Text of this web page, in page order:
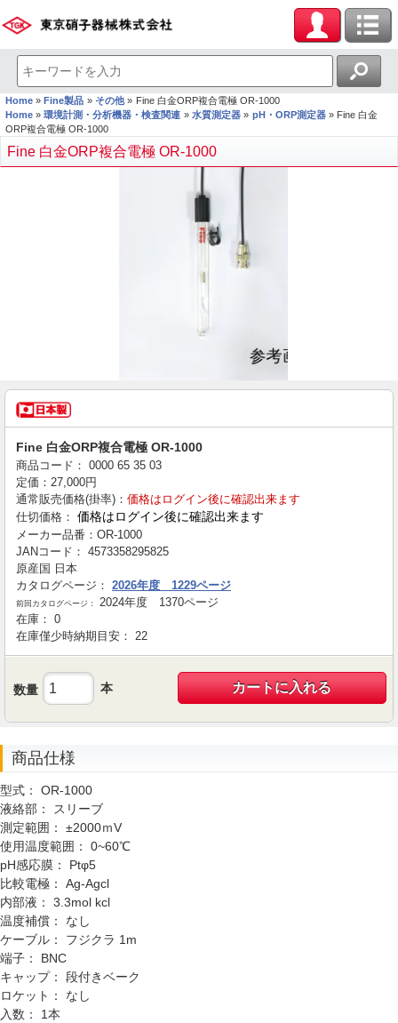
Home Fine製品 その他
Fine 白金ORP複合電極 OR-1000
Home
環境計測・分析機器・検査関連 水質測定器 pH・ORP測定器
Fine 白金
ORP複合電極 OR-1000
Fine 白金ORP複合電極 OR-1000
Fine 白金ORP複合電極 OR-1000
商品コード： 0000 65 35 03
定価： 27,000円
通常販売価格(掛率)： 価格はログイン後に確認出来ます
仕切価格： 価格はログイン後に確認出来ます
メーカー品番： OR-1000
JANコード： 4573358295825
原産国 日本
カタログページ： 2026年度 1229ページ
前回カタログページ：
2024年度 1370ページ
在庫： 0
在庫僅少時納期目安： 22
数量 本 カートに入れる
商品仕様
型式： OR-1000
液絡部：
スリーブ
測定範囲： ±2000ｍV
使用温度範囲： 0~60℃
pH感応膜： Ptφ5
比較電極： Ag-Agcl
内部液： 3.3mol kcl
温度補償： なし
ケーブル： フジクラ 1m
端子： BNC
キャップ： 段付きベーク
ロケット： なし
入数： 1本